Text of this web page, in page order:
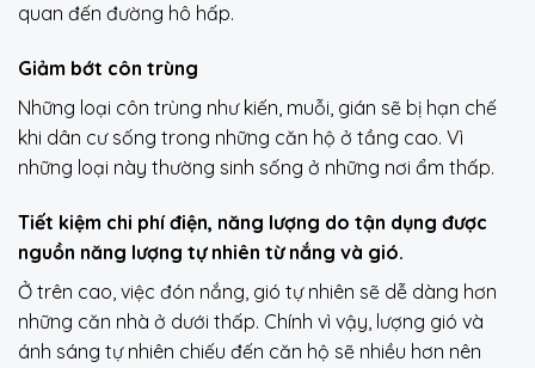
quan đến đường hô hấp.
Giảm bớt côn trùng
Những loại côn trùng như kiến, muỗi, gián sẽ bị hạn chế
khi dân cư sống trong những căn hộ ở tầng cao. Vì
những loại này thường sinh sống ở những nơi ẩm thấp.
Tiết kiệm chi phí điện, năng lượng do tận dụng được
nguồn năng lượng tự nhiên từ nắng và gió.
Ở trên cao, việc đón nắng, gió tự nhiên sẽ dễ dàng hơn
những căn nhà ở dưới thấp. Chính vì vậy, lượng gió và
ánh sáng tự nhiên chiếu đến căn hộ sẽ nhiều hơn nên